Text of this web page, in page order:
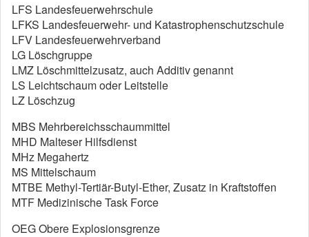
LFS Landesfeuerwehrschule
LFKS Landesfeuerwehr- und Katastrophenschutzschule
LFV Landesfeuerwehrverband
LG Löschgruppe
LMZ Löschmittelzusatz, auch Additiv genannt
LS Leichtschaum oder Leitstelle
LZ Löschzug
MBS Mehrbereichsschaummittel
MHD Malteser Hilfsdienst
MHz Megahertz
MS Mittelschaum
MTBE Methyl-Tertiär-Butyl-Ether, Zusatz in Kraftstoffen
MTF Medizinische Task Force
OEG Obere Explosionsgrenze